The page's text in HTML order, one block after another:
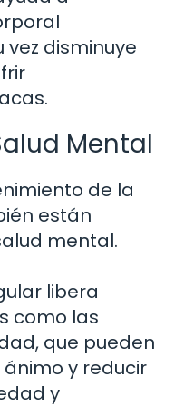
vez disminuye
Mental
de la
están
mental.
libera
como las
que pueden
y reducir
y